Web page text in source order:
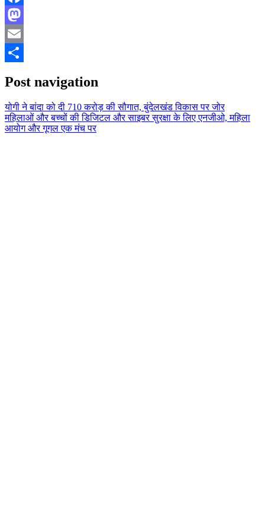
Facebook
Mastodon
Email
Post navigation
योगी ने बांदा को दी 710 करोड़ की सौगात, बुंदेलखंड विकास पर जोर
महिलाओं और बच्चों की डिजिटल और साइबर सुरक्षा के लिए एनजीओ, महिला
आयोग और गूगल एक मंच पर